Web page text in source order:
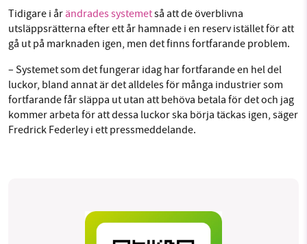
Tidigare i år ändrades systemetså att de överblivna
utsläppsrätterna efter ett år hamnade i en reserv istället för att
gå ut på marknaden igen, men det finns fortfarande problem.
– Systemet som det fungerar idag har fortfarande en hel del
luckor, bland annat är det alldeles för många industrier som
fortfarande får släppa ut utan att behöva betala för det och jag
kommer arbeta för att dessa luckor ska börja täckas igen, säger
Fredrick Federley i ett pressmeddelande.
Stötta vårt arbete genom att swisha en slant till
1231368703
Läs vad vi vill göra